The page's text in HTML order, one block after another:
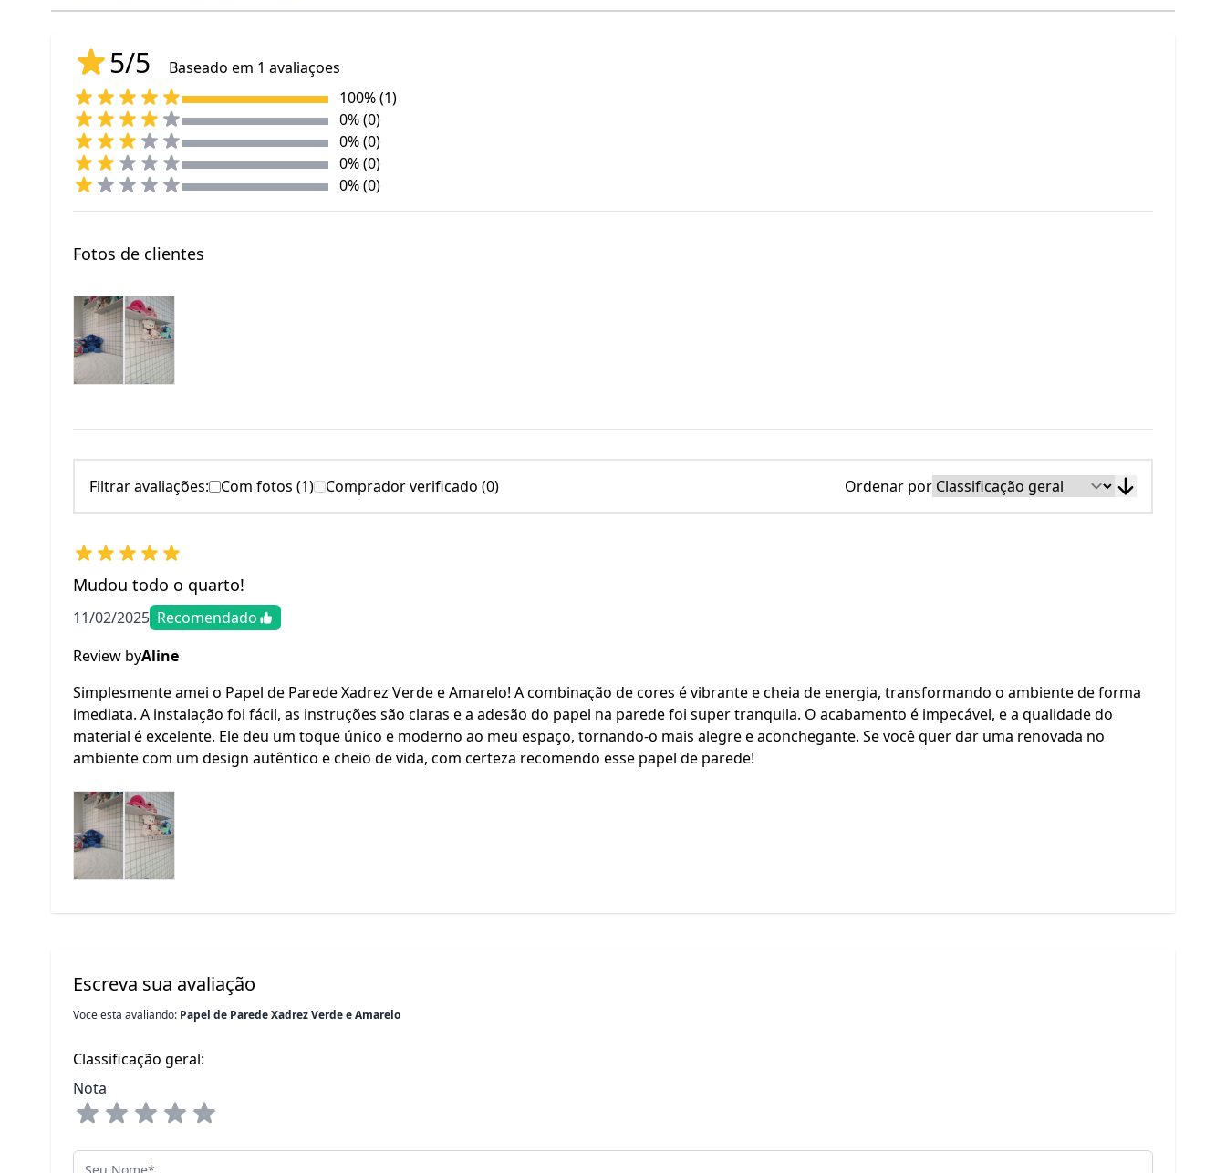
5/5
Baseado em 1 avaliaçoes
100% (1)
0% (0)
0% (0)
0% (0)
0% (0)
Fotos de clientes
Filtrar avaliações: Com fotos (1) Comprador verificado (0) Ordenar por
Mudou todo o quarto!
11/02/2025 Recomendado
Review byAline
Simplesmente amei o Papel de Parede Xadrez Verde e Amarelo! A combinação de cores é vibrante e cheia de energia, transformando o ambiente de forma
imediata. A instalação foi fácil, as instruções são claras e a adesão do papel na parede foi super tranquila. O acabamento é impecável, e a qualidade do
material é excelente. Ele deu um toque único e moderno ao meu espaço, tornando-o mais alegre e aconchegante. Se você quer dar uma renovada no
ambiente com um design autêntico e cheio de vida, com certeza recomendo esse papel de parede!
Escreva sua avaliação
Voce esta avaliando: Papel de Parede Xadrez Verde e Amarelo
Classificação geral:
Nota
Seu Nome